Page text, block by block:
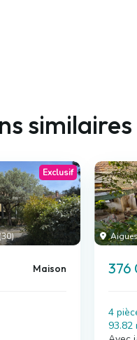
similaires
Exclusif
Maison 376
4
93.82